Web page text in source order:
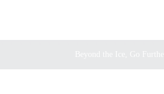
Beyond the Ice, Go